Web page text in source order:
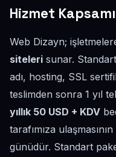
Hizmet Kapsamı
Web Dizayn;
siteleri sunar.
adı, hosting, SSL
teslimden sonra 1 yıl
yıllık 50 USD + KDV
tarafımıza
günüdür. Standart